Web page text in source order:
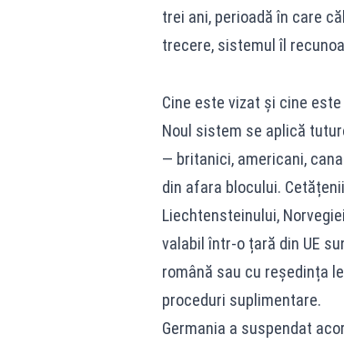
trei ani, perioadă în care
trecere, sistemul îl
Cine este vizat și cine
Noul sistem se aplică
— britanici, americani,
din afara blocului.
Liechtensteinului,
valabil într-o țară din UE
română sau cu reședința
proceduri suplimentare.
Germania a suspendat